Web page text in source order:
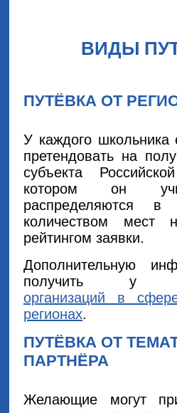
ВИДЫ
ПУТЁВКА ОТ
У каждого школьника
претендовать на
субъекта
котором он
распределяются в
количеством мест
рейтингом заявки.
Дополнительную
получить у
организаций в
регионах.
ПУТЁВКА ОТ
ПАРТНЁРА
Желающие могут